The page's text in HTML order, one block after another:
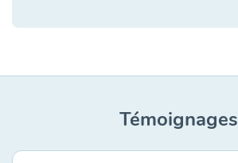
Témoignages